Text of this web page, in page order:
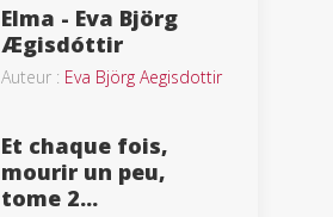
Elma - Eva Björg
Ægisdóttir
Auteur : Eva Björg Aegisdottir
Et chaque fois,
mourir un peu,
tome 2...